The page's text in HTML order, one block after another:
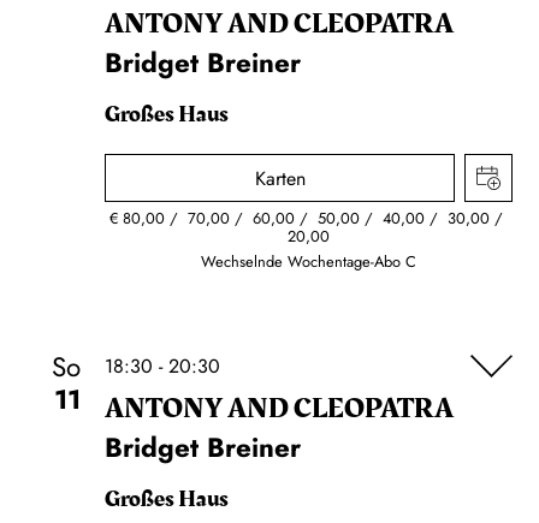
ANTONY AND CLEOPATRA
Bridget Breiner
Großes Haus
Karten
€80,00 70,00 60,00 50,00 40,00 30,00
20,00
Wechselnde Wochentage-Abo C
So
11
18:30 - 20:30
ANTONY AND CLEOPATRA
Bridget Breiner
Großes Haus